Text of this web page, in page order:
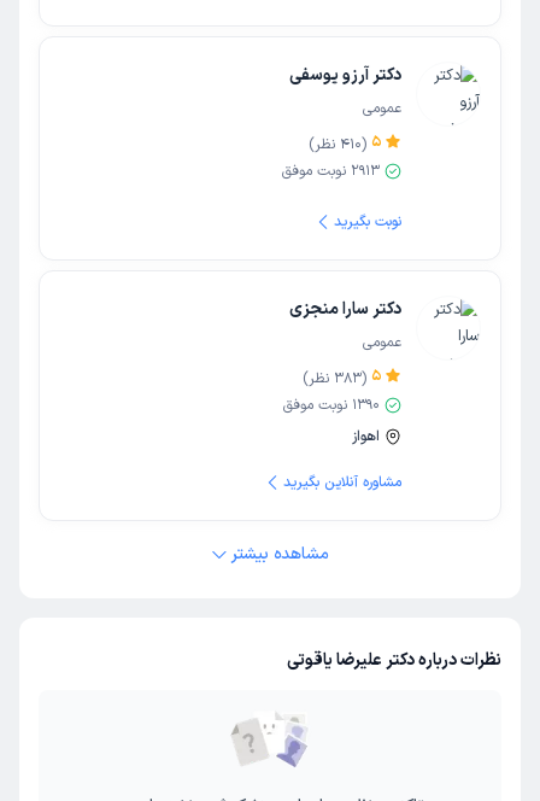
دکتر آرزو یوسفی
عمومی
5
(
410 نظر)
2913 نوبت موفق
نوبت بگیرید
دکتر سارا منجزی
عمومی
5
(
383 نظر)
1390 نوبت موفق
اهواز
مشاوره آنلاین بگیرید
مشاهده بیشتر
نظرات درباره دکتر علیرضا یاقوتی